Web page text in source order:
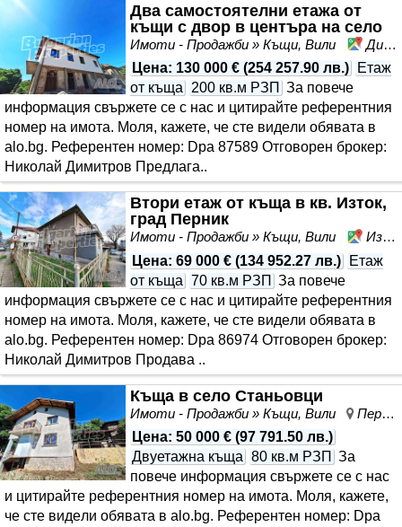
Два самостоятелни етажа от
къщи с двор в центъра на село
Имоти - Продажби » Къщи, Вили
Дивотино, област Перник
Цена: 130 000 € (254 257.90 лв.)
Етаж
от къща
200 кв.м РЗП За повече
информация свържете се с нас и цитирайте референтния
номер на имота. Моля, кажете, че сте видeли обявата в
alo.bg. Референтен номер: Dpa 87589 Отговорен брокер:
Николай Димитров Предлага..
Втори етаж от къща в кв. Изток,
град Перник
Имоти - Продажби » Къщи, Вили
Изток, Перник, област Перник
Цена: 69 000 € (134 952.27 лв.)
Етаж
от къща 70 кв.м РЗП За повече
информация свържете се с нас и цитирайте референтния
номер на имота. Моля, кажете, че сте видeли обявата в
alo.bg. Референтен номер: Dpa 86974 Отговорен брокер:
Николай Димитров Продава ..
Къща в село Станьовци
Имоти - Продажби » Къщи, Вили
Перник, област Перник
Цена: 50 000 € (97 791.50 лв.)
Двуетажна къща 80 кв.м РЗП За
повече информация свържете се с нас
и цитирайте референтния номер на имота. Моля, кажете,
че сте видeли обявата в alo.bg. Референтен номер: Dpa